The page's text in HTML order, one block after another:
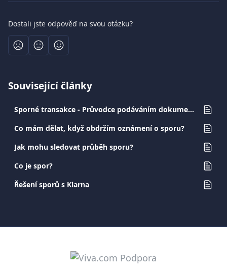
Dostali jste odpověď na svou otázku?
Související články
Sporné transakce - Průvodce podáváním dokumentů pro obchodníky
Co mám dělat, když obdržím oznámení o sporu?
Jak mohu sledovat průběh sporu?
Co je spor?
Řešení sporů s Klarna